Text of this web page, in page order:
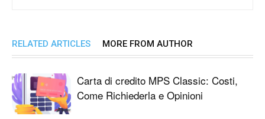
RELATED ARTICLES MORE FROM AUTHOR
Carta di credito MPS Classic: Costi,
Come Richiederla e Opinioni